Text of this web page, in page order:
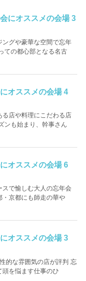
にオススメの会場 3
グや豪華な空間で忘年
ての都心部となる名古
オススメの会場 4
る店や料理にこだわる店
ンも始まり、幹事さん
オススメの会場 6
で愉しむ大人の忘年会
・京都にも師走の華や
オススメの会場 3
的な雰囲気の店が評判 忘
を悩ます仕事のひ